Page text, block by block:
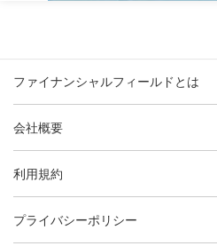
ファイナンシャルフィールドとは
会社概要
利用規約
プライバシーポリシー